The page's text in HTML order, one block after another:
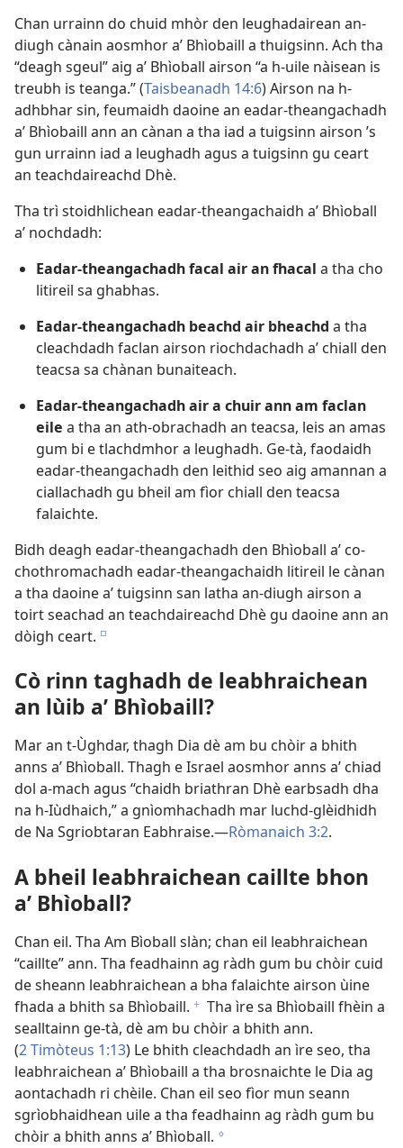
Chan urrainn do chuid mhòr den leughadairean an-
diugh cànain aosmhor a’ Bhìobaill a thuigsinn. Ach tha
“deagh sgeul” aig a’ Bhìoball airson “a h-uile nàisean is
treubh is teanga.” (Taisbeanadh 14:6) Airson na h-
adhbhar sin, feumaidh daoine an eadar-theangachadh
a’ Bhìobaill ann an cànan a tha iad a tuigsinn airson ’s
gun urrainn iad a leughadh agus a tuigsinn gu ceart
an teachdaireachd Dhè.
Tha trì stoidhlichean eadar-theangachaidh a’ Bhìoball
a’ nochdadh:
Eadar-theangachadh facal air an fhacal a tha cho
litireil sa ghabhas.
Eadar-theangachadh beachd air bheachd a tha
cleachdadh faclan airson riochdachadh a’ chiall den
teacsa sa chànan bunaiteach.
Eadar-theangachadh air a chuir ann am faclan
eile a tha an ath-obrachadh an teacsa, leis an amas
gum bi e tlachdmhor a leughadh. Ge-tà, faodaidh
eadar-theangachadh den leithid seo aig amannan a
ciallachadh gu bheil am fìor chiall den teacsa
falaichte.
Bidh deagh eadar-theangachadh den Bhìoball a’ co-
chothromachadh eadar-theangachaidh litireil le cànan
a tha daoine a’ tuigsinn san latha an-diugh airson a
toirt seachad an teachdaireachd Dhè gu daoine ann an
dòigh ceart. e
Cò rinn taghadh de leabhraichean
an lùib a’ Bhìobaill?
Mar an t-Ùghdar, thagh Dia dè am bu chòir a bhith
anns a’ Bhìoball. Thagh e Israel aosmhor anns a’ chiad
dol a-mach agus “chaidh briathran Dhè earbsadh dha
na h-Iùdhaich,” a gnìomhachadh mar luchd-glèidhidh
de Na Sgriobtaran Eabhraise.—Ròmanaich 3:2.
A bheil leabhraichean caillte bhon
a’ Bhìoball?
Chan eil. Tha Am Bìoball slàn; chan eil leabhraichean
“caillte” ann. Tha feadhainn ag ràdh gum bu chòir cuid
de sheann leabhraichean a bha falaichte airson ùine
fhada a bhith sa Bhìobaill. f Tha ìre sa Bhìobaill fhèin a
sealltainn ge-tà, dè am bu chòir a bhith ann.
(2 Timòteus 1:13) Le bhith cleachdadh an ìre seo, tha
leabhraichean a’ Bhìobaill a tha brosnaichte le Dia ag
aontachadh ri chèile. Chan eil seo fìor mun seann
sgrìobhaidhean uile a tha feadhainn ag ràdh gum bu
chòir a bhith anns a’ Bhìoball. g